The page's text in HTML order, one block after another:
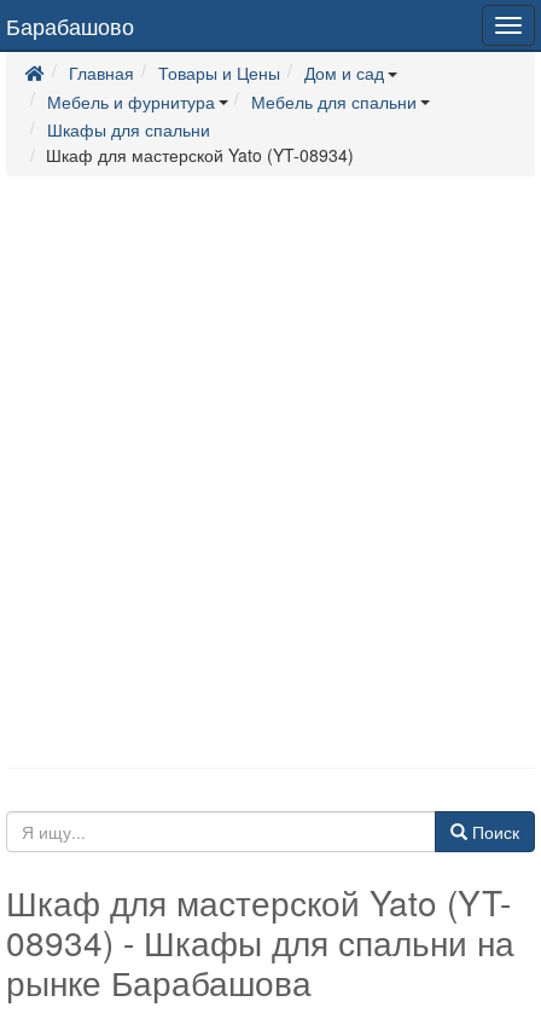
Барабашово
Главная Товары и Цены
Дом и сад
Мебель и фурнитура
Мебель для спальни
Шкафы для спальни
Шкаф для мастерской Yato (YT-08934)
Поиск
Шкаф для мастерской Yato (YT-
08934) - Шкафы для спальни на
рынке Барабашова